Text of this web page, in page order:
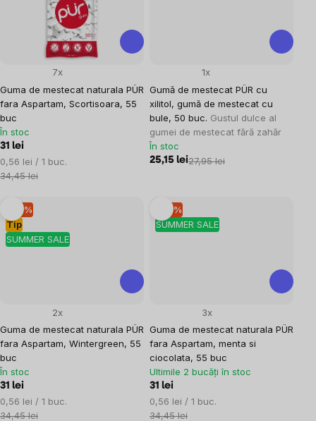
Guma de mestecat naturala PÜR
fara Aspartam, Scortisoara, 55
buc
7x
În stoc
31 lei
Evaluare
preţ:
0,56 lei / 1 buc.
34,45 lei
Gumă de mestecat PÜR cu
xilitol, gumă de mestecat cu
bule, 50 buc. Gustul dulce al
gumei de mestecat fără zahăr
1x
În stoc
25,15 lei27,95 lei
Tip
SUMMER SALE
–10 %
Guma de mestecat naturala PÜR
fara Aspartam, Wintergreen, 55
buc
2x
În stoc
31 lei
Evaluare
preţ:
0,56 lei / 1 buc.
34,45 lei
SUMMER SALE
–10 %
Guma de mestecat naturala PÜR
fara Aspartam, menta si
ciocolata, 55 buc
3x
Ultimile 2 bucăți în stoc
31 lei
Evaluare
preţ:
0,56 lei / 1 buc.
34,45 lei